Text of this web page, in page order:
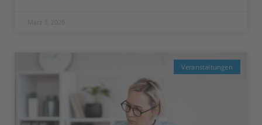
März 3, 2026
Veranstaltungen